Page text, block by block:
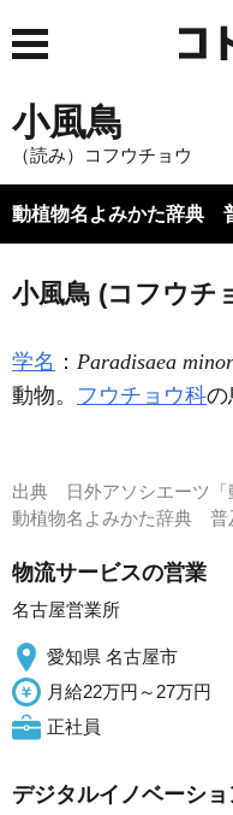
小風鳥
（読み）コフウチョウ
動植物名よみかた辞典
小風鳥 (コフウチ
学名 ： Paradisaea minor
動物。 フウチョウ科の
出典
日外アソシエーツ
動植物名よみかた辞典
物流サービスの営業
名古屋営業所
愛知県 名古屋市
月給22万円～27万円
正社員
デジタルイノベーシ